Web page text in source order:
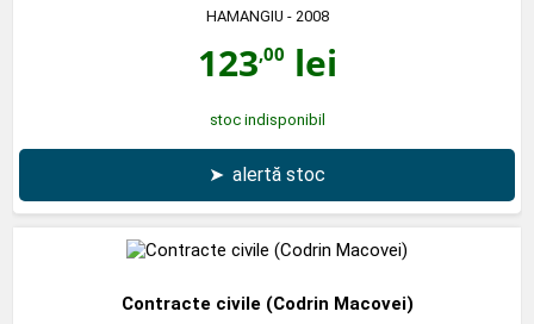
HAMANGIU - 2008
123,00 lei
stoc indisponibil
➤ alertă stoc
Contracte civile (Codrin Macovei)